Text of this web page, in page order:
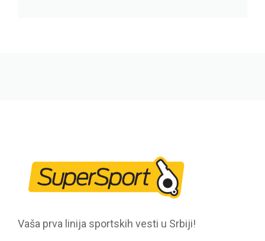
Vaša prva linija sportskih vesti u Srbiji!